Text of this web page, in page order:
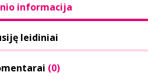
informacija
leidiniai
(0)